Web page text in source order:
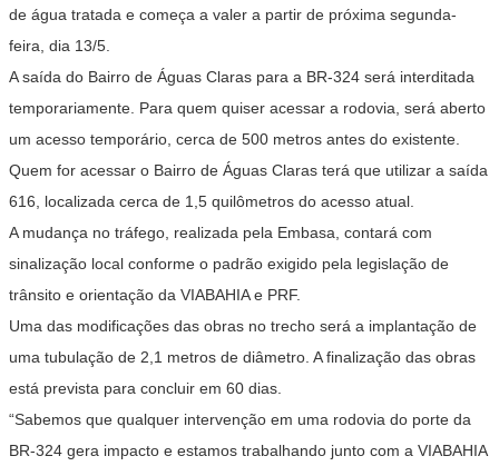
de água tratada e começa a valer a partir de próxima segunda-
feira, dia 13/5.
A saída do Bairro de Águas Claras para a BR-324 será interditada
temporariamente. Para quem quiser acessar a rodovia, será aberto
um acesso temporário, cerca de 500 metros antes do existente.
Quem for acessar o Bairro de Águas Claras terá que utilizar a saída
616, localizada cerca de 1,5 quilômetros do acesso atual.
A mudança no tráfego, realizada pela Embasa, contará com
sinalização local conforme o padrão exigido pela legislação de
trânsito e orientação da VIABAHIA e PRF.
Uma das modificações das obras no trecho será a implantação de
uma tubulação de 2,1 metros de diâmetro. A finalização das obras
está prevista para concluir em 60 dias.
“Sabemos que qualquer intervenção em uma rodovia do porte da
BR-324 gera impacto e estamos trabalhando junto com a VIABAHIA